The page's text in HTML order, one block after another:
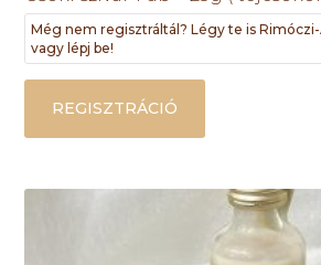
Még nem regisztráltál? Légy te is
vagy lépj be!
REGISZTRÁCIÓ